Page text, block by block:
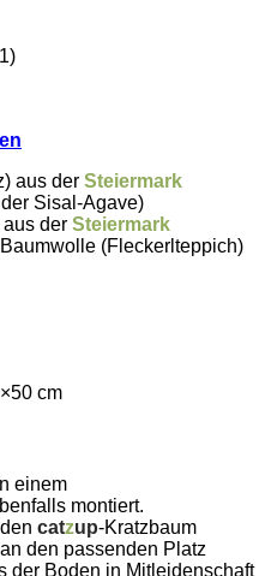
aus der Steiermark
Sisal -Agave)
der Steiermark
(Fleckerlteppich)
cm
einem
montiert.
catzup-Kratzbaum
den passenden Platz
der Boden in Mitleidenschaft